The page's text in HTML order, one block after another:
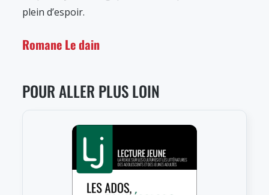
plein d’espoir.
Romane Le dain
POUR ALLER PLUS LOIN